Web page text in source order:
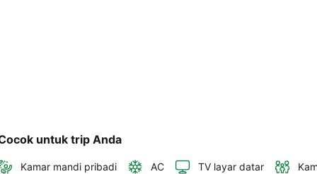
untuk trip Anda
Kamar mandi pribadi AC TV layar datar